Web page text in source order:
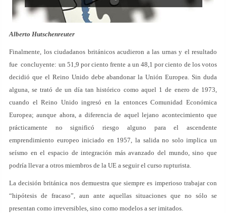
Alberto Hutschenreuter
Finalmente, los ciudadanos británicos acudieron a las urnas y el resultado
fue concluyente: un 51,9 por ciento frente a un 48,1 por ciento de los votos
decidió que el Reino Unido debe abandonar la Unión Europea. Sin duda
alguna, se trató de un día tan histórico como aquel 1 de enero de 1973,
cuando el Reino Unido ingresó en la entonces Comunidad Económica
Europea; aunque ahora, a diferencia de aquel lejano acontecimiento que
prácticamente no significó riesgo alguno para el ascendente
emprendimiento europeo iniciado en 1957, la salida no solo implica un
seísmo en el espacio de integración más avanzado del mundo, sino que
podría llevar a otros miembros de la UE a seguir el curso rupturista.
La decisión británica nos demuestra que siempre es imperioso trabajar con
“hipótesis de fracaso”, aun ante aquellas situaciones que no sólo se
presentan como irreversibles, sino como modelos a ser imitados.